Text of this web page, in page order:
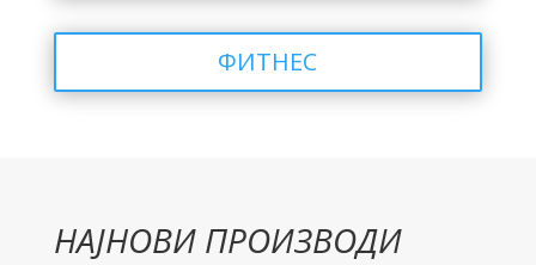
ФИТНЕС
НАЈНОВИ ПРОИЗВОДИ